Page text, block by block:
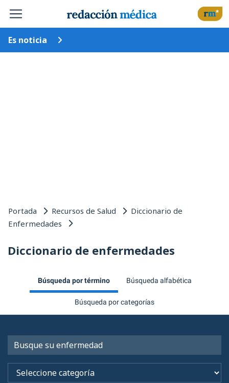
Es noticia
Portada Recursos de Salud Diccionario de
Enfermedades
Diccionario de enfermedades
Búsqueda por término Búsqueda alfabética
Búsqueda por categorías